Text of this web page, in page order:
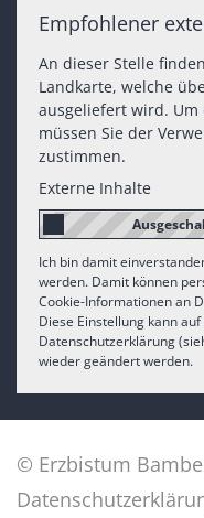
Empfohlener
An dieser Stelle
Landkarte, welche
ausgeliefert wird. Um
müssen Sie der
zustimmen.
Externe Inhalte
Ich bin damit
werden. Damit können
Cookie-Informationen an
Diese Einstellung kann
Datenschutzerklärung
wieder geändert werden.
© Erzbistum